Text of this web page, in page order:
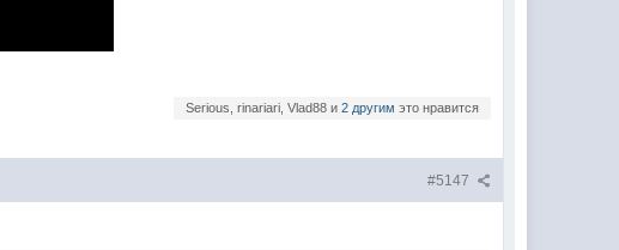
Serious, rinariari, Vlad88 и 2 другим это нравится
#5147